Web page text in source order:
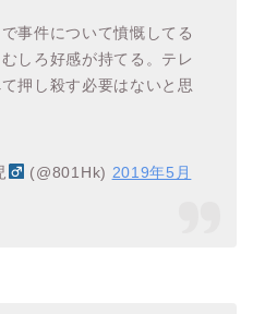
事件について憤慨してる
しろ好感が持てる。テレ
押し殺す必要はないと思
(@801Hk) 2019年5月